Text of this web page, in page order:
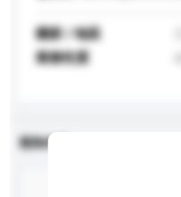
國家 / 地區
業務性質
查詢內容